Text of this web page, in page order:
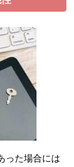
った場合には